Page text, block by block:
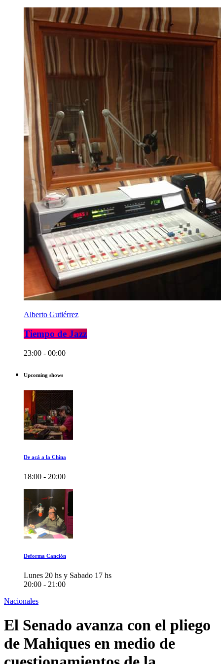
Alberto Gutiérrez
Tiempo de Jazz
23:00 - 00:00
Upcoming shows
De acá a la China
18:00 - 20:00
Deforma Canción
Lunes 20 hs y Sabado 17 hs
20:00 - 21:00
Nacionales
El Senado avanza con el pliego
de Mahiques en medio de